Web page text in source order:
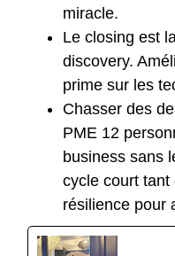
miracle.
Le closing est
discovery.
prime sur les
Chasser des
PME 12
business sans
cycle court tant
résilience pour